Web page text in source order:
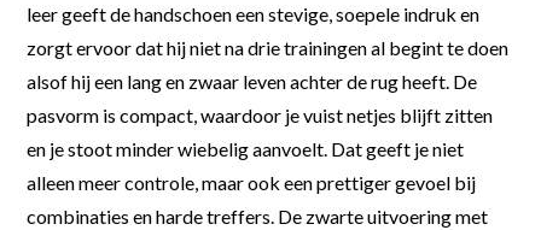
leer geeft de handschoen een stevige, soepele indruk en
zorgt ervoor dat hij niet na drie trainingen al begint te doen
alsof hij een lang en zwaar leven achter de rug heeft. De
pasvorm is compact, waardoor je vuist netjes blijft zitten
en je stoot minder wiebelig aanvoelt. Dat geeft je niet
alleen meer controle, maar ook een prettiger gevoel bij
combinaties en harde treffers. De zwarte uitvoering met